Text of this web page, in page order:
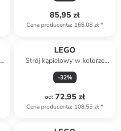
85,95 zł
Cena producenta: 165,08 zł*
LEGO
Strój kąpielowy w kolorze
miętowo-różowym
-32%
od: 72,95 zł
Cena producenta: 108,53 zł*